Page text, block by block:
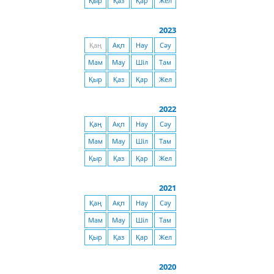
2023
Қаң Ақп Нау
Сәу
Мам
Мау Шіл
Там
Қыр
Қаз Қар Жел
2022
Қаң Ақп Нау
Сәу
Мам
Мау Шіл
Там
Қыр
Қаз Қар Жел
2021
Қаң Ақп Нау
Сәу
Мам
Мау Шіл
Там
Қыр
Қаз Қар Жел
2020